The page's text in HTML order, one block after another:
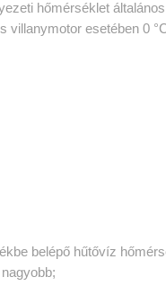
hőmérséklet
villanymotor esetében 0
belépő hűtővíz